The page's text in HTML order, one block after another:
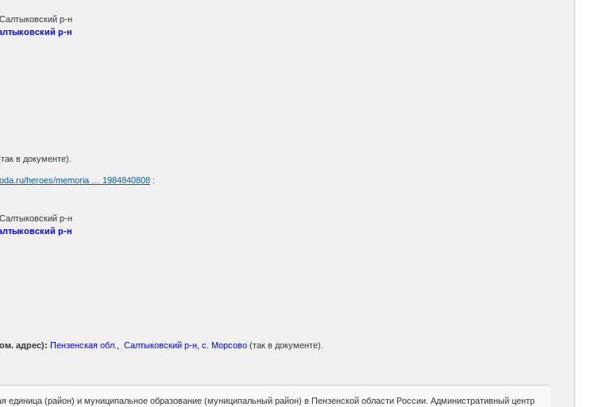
р-н
р-н
в документе).
heroes/memoria … 1984840808 :
р-н
р-н
адрес): Пензенская обл., Салтыковский р-н, с. Морсово(так в документе).
единица (район) и муниципальное образование (муниципальный район) в Пензенской области России. Административный центр